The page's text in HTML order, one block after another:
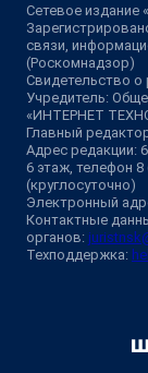
Сетевое
связи,
(Роскомнадзор)
Свидетельство
Учредитель:
«ИНТЕРНЕТ
Главный
Адрес редакции:
6 этаж, телефон 8
(круглосуточно)
Электронный
Контактные
органов:
Техподдержка: